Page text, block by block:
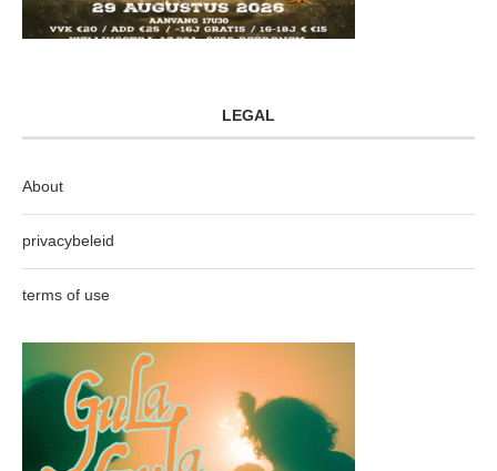
LEGAL
About
privacybeleid
terms of use